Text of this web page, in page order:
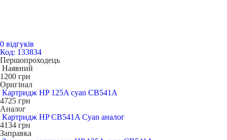
0 відгуків
Код: 133834
Першопроходець
Наявний
1200 грн
Оригінал
Картридж HP 125A cyan CB541A
4725 грн
Аналог
Картридж HP CB541A Cyan аналог
4134 грн
Заправка